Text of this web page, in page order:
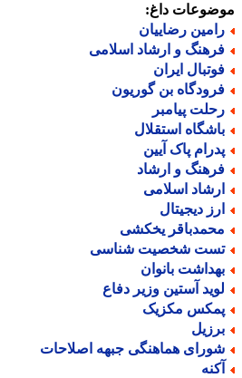
داغ:
رضاییان
و ارشاد اسلامی
ایران
بن گوریون
پیامبر
استقلال
پاک آیین
و ارشاد
اسلامی
دیجیتال
یخکشی
شخصیت شناسی
بانوان
آستین وزیر دفاع
مکزیک
هماهنگی جبهه اصلاحات